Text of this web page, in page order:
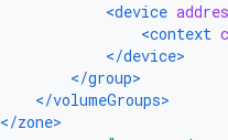
<device
<context
</device>
</group>
</volumeGroups>
</zone>